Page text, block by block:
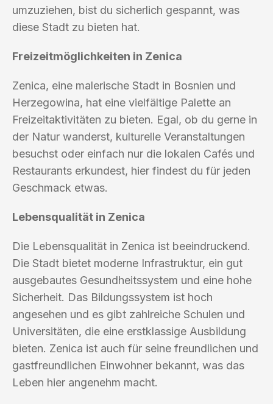
umzuziehen, bist du sicherlich gespannt, was
diese Stadt zu bieten hat.
Freizeitmöglichkeiten in Zenica
Zenica, eine malerische Stadt in Bosnien und
Herzegowina, hat eine vielfältige Palette an
Freizeitaktivitäten zu bieten. Egal, ob du gerne in
der Natur wanderst, kulturelle Veranstaltungen
besuchst oder einfach nur die lokalen Cafés und
Restaurants erkundest, hier findest du für jeden
Geschmack etwas.
Lebensqualität in Zenica
Die Lebensqualität in Zenica ist beeindruckend.
Die Stadt bietet moderne Infrastruktur, ein gut
ausgebautes Gesundheitssystem und eine hohe
Sicherheit. Das Bildungssystem ist hoch
angesehen und es gibt zahlreiche Schulen und
Universitäten, die eine erstklassige Ausbildung
bieten. Zenica ist auch für seine freundlichen und
gastfreundlichen Einwohner bekannt, was das
Leben hier angenehm macht.